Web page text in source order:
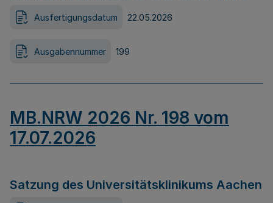
Ausfertigungsdatum 22.05.2026
Ausgabennummer 199
MB.NRW 2026 Nr. 198 vom
17.07.2026
Satzung des Universitätsklinikums Aachen